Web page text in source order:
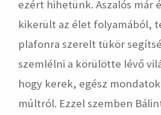
ezért hihetünk. Aszalós már
kikerült az élet folyamából,
plafonra szerelt tükör
szemlélni a körülötte lévő
hogy kerek, egész
múltról. Ezzel szemben